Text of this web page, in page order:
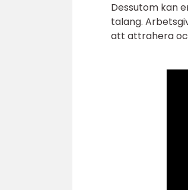
Dessutom kan
talang.
att attrahera